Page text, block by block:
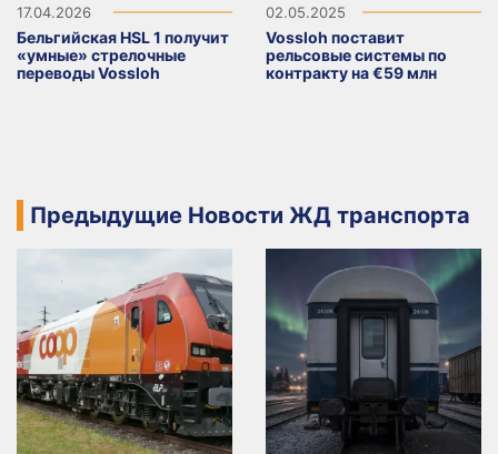
17.04.2026
Бельгийская HSL 1 получит
«умные» стрелочные
переводы Vossloh
02.05.2025
Vossloh поставит
рельсовые системы по
контракту на €59 млн
Предыдущие Новости ЖД транспорта